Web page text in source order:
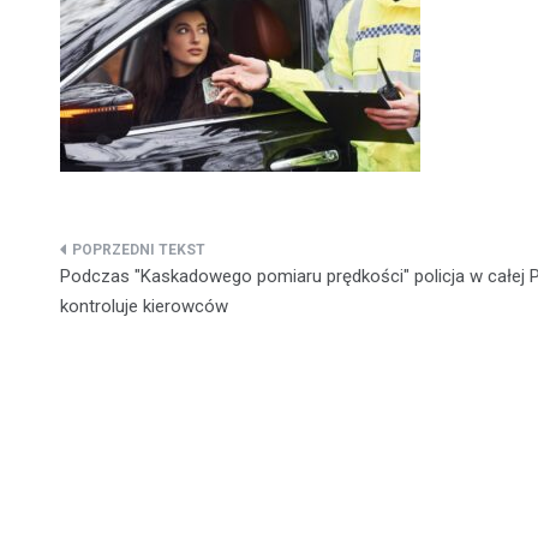
Nawigacja
wpisu
Podczas "Kaskadowego pomiaru prędkości" policja w całej
kontroluje kierowców